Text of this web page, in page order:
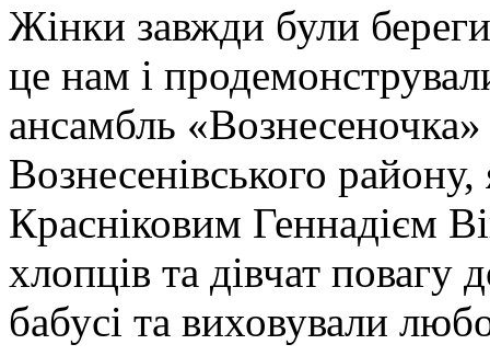
Жінки завжди були
це нам і
ансамбль «Вознесеночка»
Вознесенівського району,
Красніковим Геннадієм
хлопців та дівчат повагу
бабусі та виховували